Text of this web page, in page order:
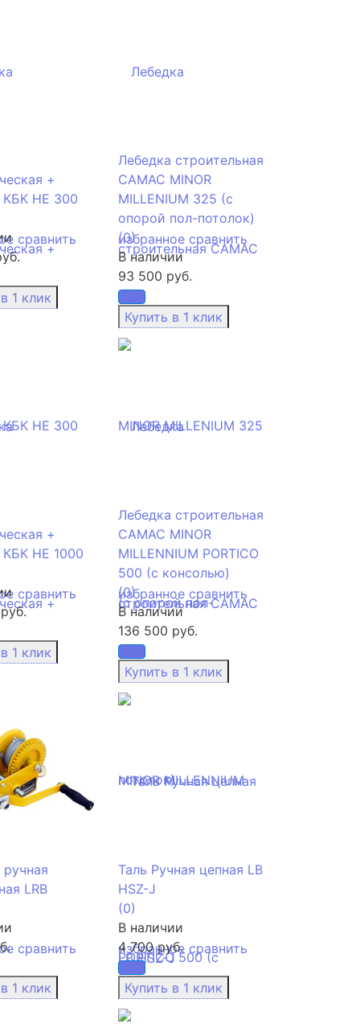
сравнить
+
КБК HE 300
избранное сравнить
Лебедка строительная
CAMAC MINOR
MILLENIUM 325 (с
опорой пол-потолок)
(0)
В наличии
93 500 руб.
сравнить
+
HE 1000
избранное сравнить
Лебедка строительная
CAMAC MINOR
MILLENNIUM PORTICO
500 (с консолью)
(0)
В наличии
136 500 руб.
сравнить
LRB
избранное сравнить
Таль Ручная цепная LB
HSZ-J
(0)
В наличии
4 700 руб.